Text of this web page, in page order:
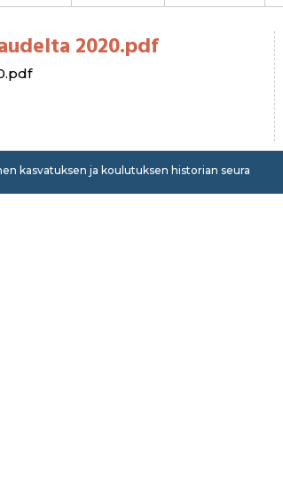
2020.pdf
kasvatuksen ja koulutuksen historian seura